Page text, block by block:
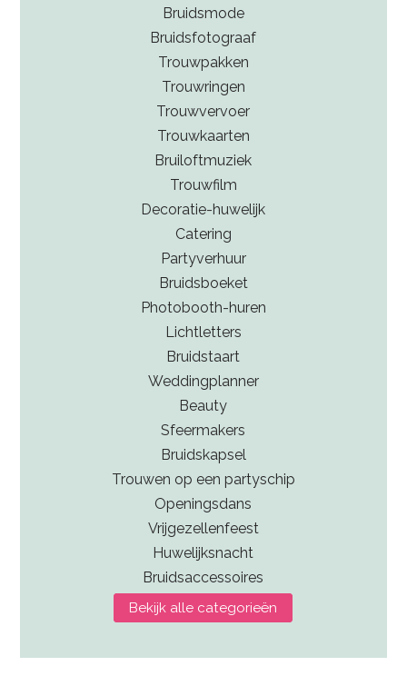
Bruidsmode
Bruidsfotograaf
Trouwpakken
Trouwringen
Trouwvervoer
Trouwkaarten
Bruiloftmuziek
Trouwfilm
Decoratie-huwelijk
Catering
Partyverhuur
Bruidsboeket
Photobooth-huren
Lichtletters
Bruidstaart
Weddingplanner
Beauty
Sfeermakers
Bruidskapsel
Trouwen op een partyschip
Openingsdans
Vrijgezellenfeest
Huwelijksnacht
Bruidsaccessoires
Bekijk alle categorieën